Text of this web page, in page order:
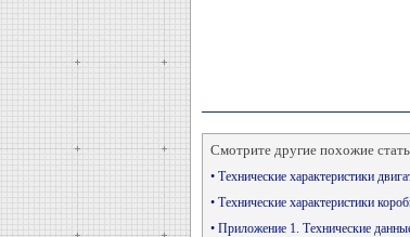
Смотрите другие похожие
• Технические характеристики
• Технические характеристики
• Приложение 1. Технические